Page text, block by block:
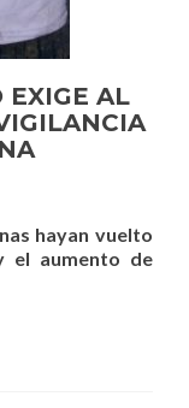
EXIGE AL
hayan vuelto
el aumento de